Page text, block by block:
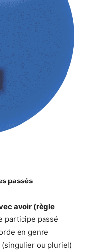
passés
avoir (règle
participe passé
en genre
ou pluriel)